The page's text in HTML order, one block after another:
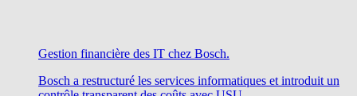
Gestion financière des IT chez Bosch.
Bosch a restructuré les services informatiques et introduit un